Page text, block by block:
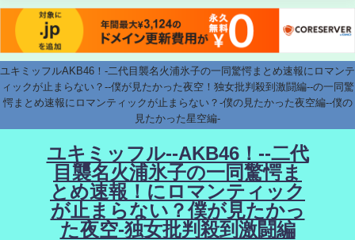
ユキミッフルAKB46！-二代目襲名火浦氷子の一同驚愕まとめ速報にロマンテ
ィックが止まらない？--僕が見たかった夜空！独女批判殺到激闘編--の一同驚
愕まとめ速報にロマンティックが止まらない？-僕の見たかった夜空編--僕の
見たかった星空編-
ユキミッフル--AKB46！--二代
目襲名火浦氷子の一同驚愕ま
とめ速報！にロマンティック
が止まらない？僕が見たかっ
た夜空-独女批判殺到激闘編